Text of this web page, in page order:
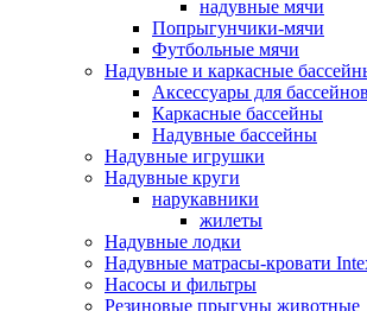
надувные мячи
Попрыгунчики-мячи
Футбольные мячи
Надувные и каркасные
Аксессуары для бассейнов
Каркасные бассейны
Надувные бассейны
Надувные игрушки
Надувные круги
нарукавники
жилеты
Надувные лодки
Надувные матрасы-кровати
Насосы и фильтры
Резиновые прыгуны животные